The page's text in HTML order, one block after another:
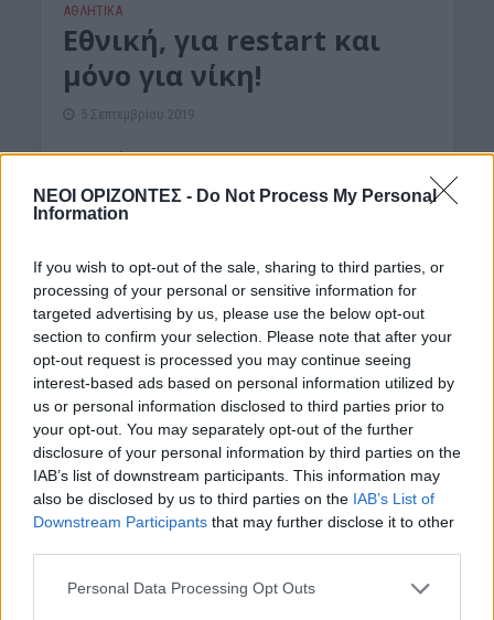
ΝΕΟΙ ΟΡΙΖΟΝΤΕΣ - Do Not Process My Personal
Information
If you wish to opt-out of the sale, sharing to third parties, or
processing of your personal or sensitive information for
targeted advertising by us, please use the below opt-out
section to confirm your selection. Please note that after your
opt-out request is processed you may continue seeing
interest-based ads based on personal information utilized by
us or personal information disclosed to third parties prior to
your opt-out. You may separately opt-out of the further
disclosure of your personal information by third parties on the
IAB’s list of downstream participants. This information may
also be disclosed by us to third parties on the IAB’s List of
Downstream Participants that may further disclose it to other
Personal Data Processing Opt Outs
ΑΘΛΗΤΙΚΑ
Εθνική, για restart και
μόνο για νίκη!
5 Σεπτεμβρίου 2019
Η Εθνική του Φαν Σιπ κάνει το ντεμπούτο της σ’
ένα ματς… κόλαση! Το μόνο που έχουν στο μυαλό
τους οι διεθνείς μας αλλά κι ο Ολλανδός τεχνικός
Στο ΣΥΝΚΑ το Σούπερ Καπ
με “ήρωα” τον Βλαχάκη